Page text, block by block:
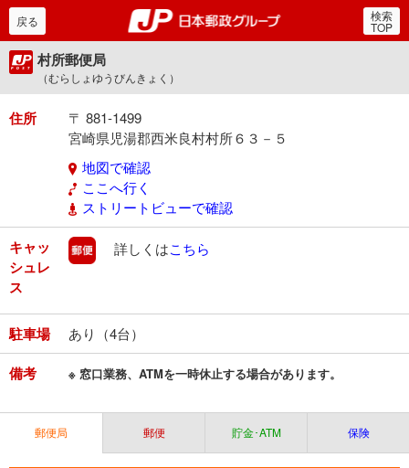
郵便局・日本郵政グルー
戻る 検索
TOP
村所郵便局
（むらしょゆうびんきょく）
住所
〒 881-1499
宮崎県児湯郡西米良村村所６３－５
地図で確認
ここへ行く
ストリートビューで確認
キャッ
シュレ
ス
郵便
詳しくはこちら
駐車場 あり（4台）
備考 ※ 窓口業務、ATMを一時休止する場合があります。
郵便局 郵便 貯金･ATM 保険